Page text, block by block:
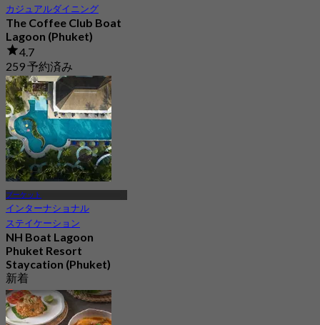
カジュアルダイニング
The Coffee Club Boat
Lagoon (Phuket)
4.7
259 予約済み
から฿ 422.5
プーケット
インターナショナル
ステイケーション
NH Boat Lagoon
Phuket Resort
Staycation (Phuket)
新着
4.4
から฿ 3,500